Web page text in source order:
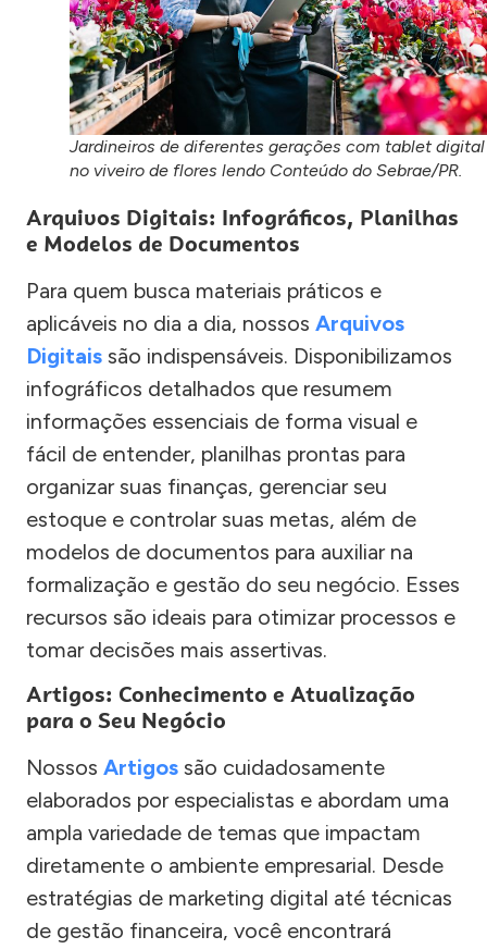
Jardineiros de diferentes gerações com tablet digital
no viveiro de flores lendo Conteúdo do Sebrae/PR.
Arquivos Digitais: Infográficos, Planilhas
e Modelos de Documentos
Para quem busca materiais práticos e
aplicáveis no dia a dia, nossos Arquivos
Digitais são indispensáveis. Disponibilizamos
infográficos detalhados que resumem
informações essenciais de forma visual e
fácil de entender, planilhas prontas para
organizar suas finanças, gerenciar seu
estoque e controlar suas metas, além de
modelos de documentos para auxiliar na
formalização e gestão do seu negócio. Esses
recursos são ideais para otimizar processos e
tomar decisões mais assertivas.
Artigos: Conhecimento e Atualização
para o Seu Negócio
Nossos Artigos são cuidadosamente
elaborados por especialistas e abordam uma
ampla variedade de temas que impactam
diretamente o ambiente empresarial. Desde
estratégias de marketing digital até técnicas
de gestão financeira, você encontrará